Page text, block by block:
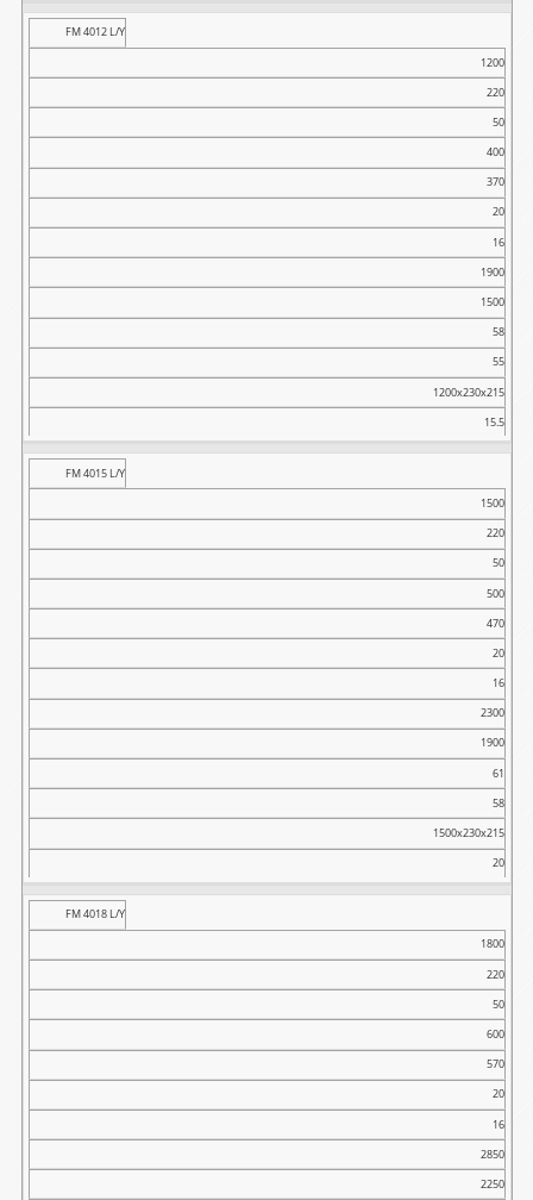
FM 4012 L/Y
1200
220
50
400
370
20
16
1900
1500
58
55
1200x230x215
15.5
FM 4015 L/Y
1500
220
50
500
470
20
16
2300
1900
61
58
1500x230x215
20
FM 4018 L/Y
1800
220
50
600
570
20
16
2850
2250